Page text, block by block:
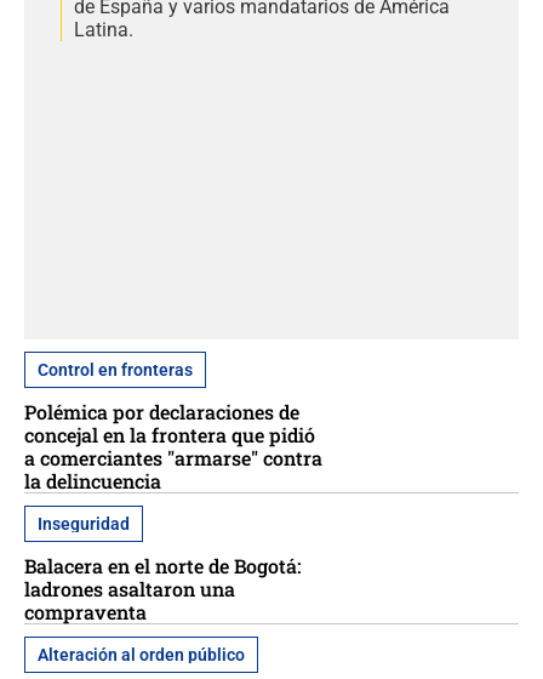
de España y varios mandatarios de América
Latina.
Control en fronteras
Polémica por declaraciones de
concejal en la frontera que pidió
a comerciantes "armarse" contra
la delincuencia
Inseguridad
Balacera en el norte de Bogotá:
ladrones asaltaron una
compraventa
Alteración al orden público